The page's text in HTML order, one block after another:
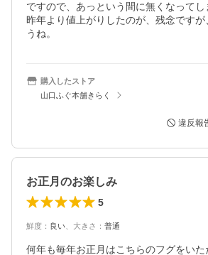
ですので、あっという間に無くなってし
昨年より値上がりしたのが、残念ですが
うね。
購入したストア
山口ふぐ本舗きらく
違反報
お正月のお楽しみ
5
鮮度 ： 良い 大きさ ： 普通
何年も毎年お正月はこちらのフグをいた